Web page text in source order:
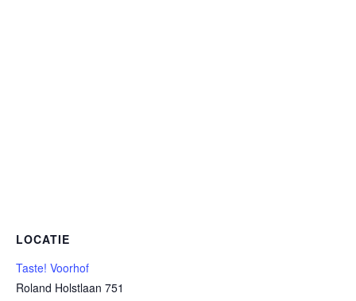
LOCATIE
Taste! Voorhof
Roland Holstlaan 751